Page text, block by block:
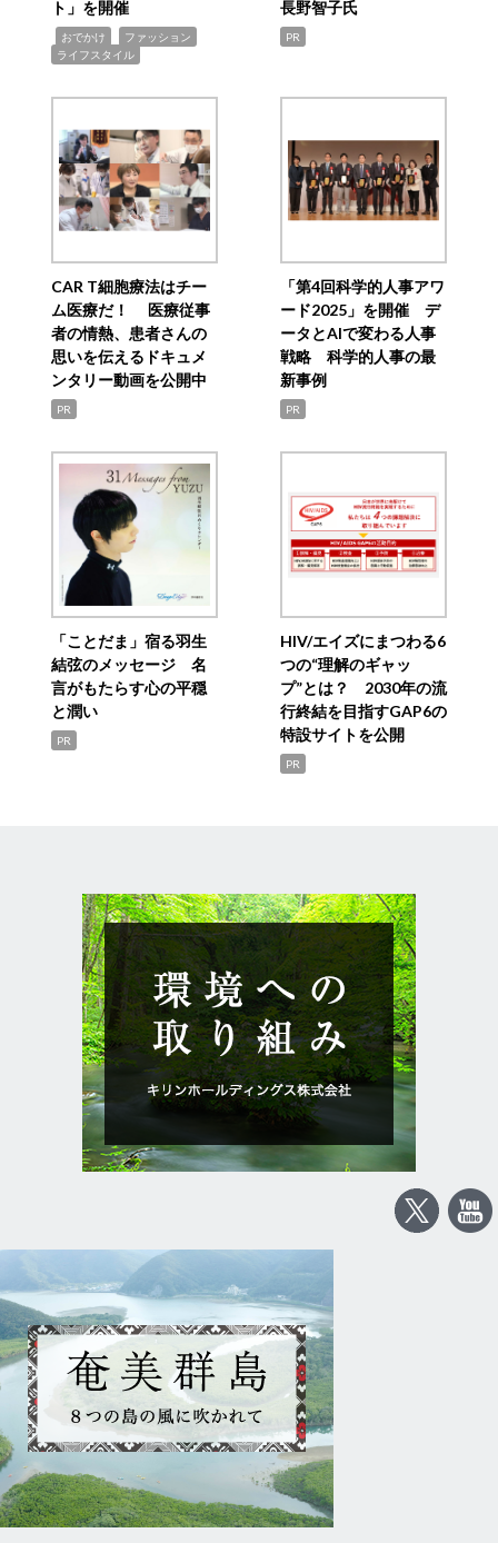
ト」を開催
おでかけ ファッション
ライフスタイル
長野智子氏
PR
CAR T細胞療法はチー
ム医療だ！ 医療従事
者の情熱、患者さんの
思いを伝えるドキュメ
ンタリー動画を公開中
PR
「第4回科学的人事アワ
ード2025」を開催 デ
ータとAIで変わる人事
戦略 科学的人事の最
新事例
PR
「ことだま」宿る羽生
結弦のメッセージ 名
言がもたらす心の平穏
と潤い
PR
HIV/エイズにまつわる6
つの“理解のギャッ
プ”とは？ 2030年の流
行終結を目指すGAP6の
特設サイトを公開
PR